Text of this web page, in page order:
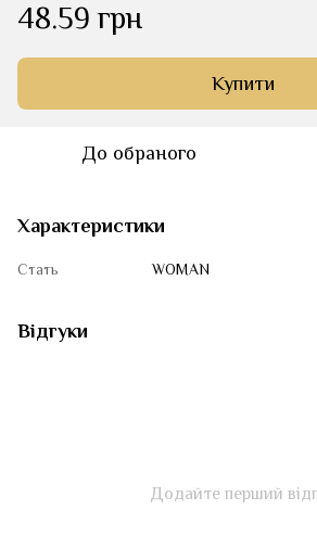
48.59 грн
Купити
До обраного
Характеристики
Стать WOMAN
Відгуки
Додайте перший